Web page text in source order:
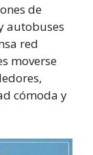
de
autobuses
red
moverse
cómoda y